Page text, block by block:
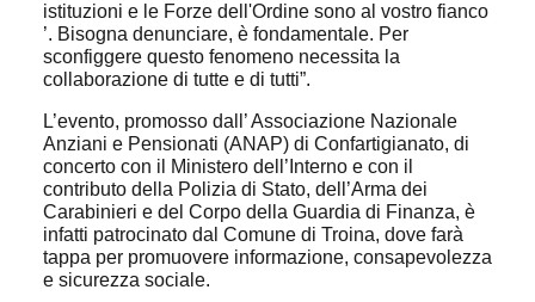
istituzioni e le Forze dell'Ordine sono al vostro fianco
’. Bisogna denunciare, è fondamentale. Per
sconfiggere questo fenomeno necessita la
collaborazione di tutte e di tutti”.
L’evento, promosso dall’ Associazione Nazionale
Anziani e Pensionati (ANAP) di Confartigianato, di
concerto con il Ministero dell’Interno e con il
contributo della Polizia di Stato, dell’Arma dei
Carabinieri e del Corpo della Guardia di Finanza, è
infatti patrocinato dal Comune di Troina, dove farà
tappa per promuovere informazione, consapevolezza
e sicurezza sociale.